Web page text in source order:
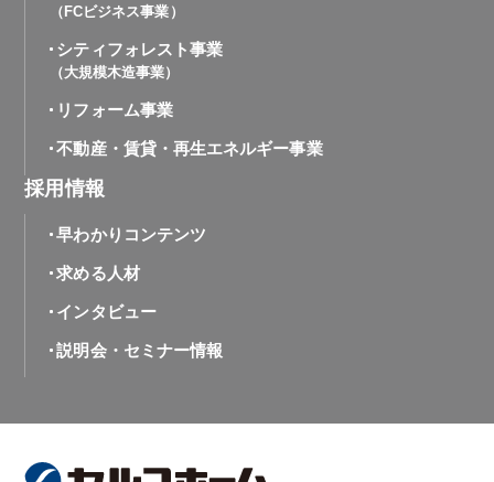
（FCビジネス事業）
シティフォレスト事業
（大規模木造事業）
リフォーム事業
不動産・賃貸・再生エネルギー事業
採用情報
早わかりコンテンツ
求める人材
インタビュー
説明会・セミナー情報